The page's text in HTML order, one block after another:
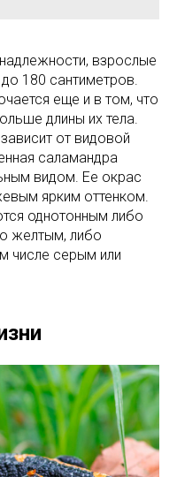
взрослые
180 сантиметров.
еще и в том, что
длины их тела.
от видовой
саламандра
видом. Ее окрас
ярким оттенком.
однотонным либо
желтым, либо
числе серым или